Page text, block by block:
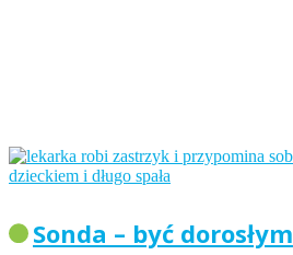
Sonda – być dorosłym